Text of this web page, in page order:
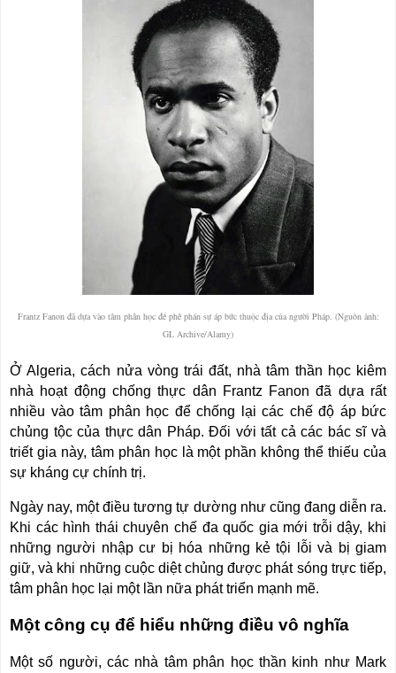
Frantz Fanon đã dựa vào tâm phân học để phê phán sự áp bức thuộc địa của người Pháp. (Nguồn ảnh:
GL Archive/Alamy)
Ở Algeria, cách nửa vòng trái đất, nhà tâm thần học kiêm
nhà hoạt động chống thực dân Frantz Fanon đã dựa rất
nhiều vào tâm phân học để chống lại các chế độ áp bức
chủng tộc của thực dân Pháp. Đối với tất cả các bác sĩ và
triết gia này, tâm phân học là một phần không thể thiếu của
sự kháng cự chính trị.
Ngày nay, một điều tương tự dường như cũng đang diễn ra.
Khi các hình thái chuyên chế đa quốc gia mới trỗi dậy, khi
những người nhập cư bị hóa những kẻ tội lỗi và bị giam
giữ, và khi những cuộc diệt chủng được phát sóng trực tiếp,
tâm phân học lại một lần nữa phát triển mạnh mẽ.
Một công cụ để hiểu những điều vô nghĩa
Một số người, các nhà tâm phân học thần kinh như Mark